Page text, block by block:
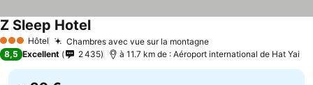
3 ÉtoilesHôtel Chambres avec vue sur la montagne
Z Sleep Hotel
8,5 Excellent 2 435 à 11.7 km de : Aéroport international de Hat Yai